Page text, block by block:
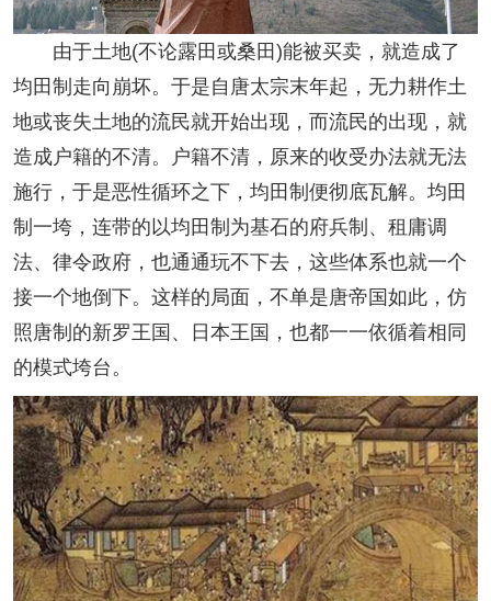
由于土地(不论露田或桑田)能被买卖，就造成了
均田制走向崩坏。于是自唐太宗末年起，无力耕作土
地或丧失土地的流民就开始出现，而流民的出现，就
造成户籍的不清。户籍不清，原来的收受办法就无法
施行，于是恶性循环之下，均田制便彻底瓦解。均田
制一垮，连带的以均田制为基石的府兵制、租庸调
法、律令政府，也通通玩不下去，这些体系也就一个
接一个地倒下。这样的局面，不单是唐帝国如此，仿
照唐制的新罗王国、日本王国，也都一一依循着相同
的模式垮台。